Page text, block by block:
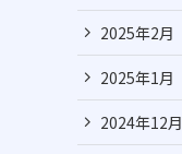
2025年2月
2025年1月
2024年12月